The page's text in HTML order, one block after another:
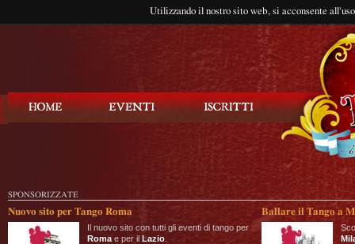
Utilizzando il nostro sito web, si acconsente
SPONSORIZZATE
Nuovo sito per Tango Roma
Il nuovo sito con tutti gli eventi di tango per
Roma e per il Lazio
Ballare il Tango a